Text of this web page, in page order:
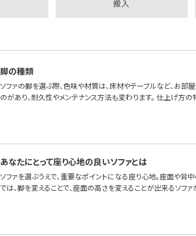
搬入
脚の種類
ソファの脚を選ぶ際、色味や材質は、床材やテーブルなど、お
のがあり、耐久性やメンテナンス方法も変わります。 仕上げ方
あなたにとって座り心地の良いソファとは
ソファを選ぶうえで、重要なポイントになる座り心地。座面や背
では、脚を変えることで、座面の高さを変えることが出来るソフ